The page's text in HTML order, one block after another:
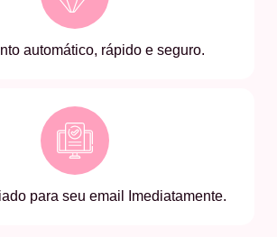
automático, rápido e seguro.
para seu email Imediatamente.